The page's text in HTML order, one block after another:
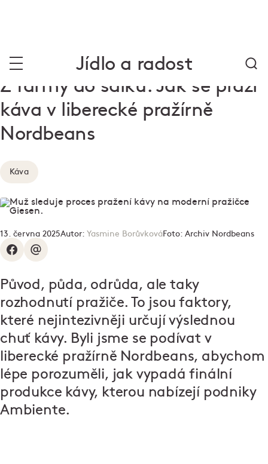
Jídlo a radost
Z farmy do šálku. Jak se praží
káva v liberecké pražírně
Nordbeans
Káva
13. června 2025Autor: Yasmine BorůvkováFoto: Archiv Nordbeans
Původ, půda, odrůda, ale taky
rozhodnutí pražiče. To jsou faktory,
které nejintezivněji určují výslednou
chuť kávy. Byli jsme se podívat v
liberecké pražírně Nordbeans, abychom
lépe porozuměli, jak vypadá finální
produkce kávy, kterou nabízejí podniky
Ambiente.